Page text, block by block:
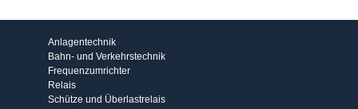
Anlagentechnik
Bahn- und Verkehrstechnik
Frequenzumrichter
Relais
Schütze und Überlastrelais